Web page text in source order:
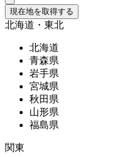
現在地を取得する
北海道・東北
北海道
青森県
岩手県
宮城県
秋田県
山形県
福島県
関東